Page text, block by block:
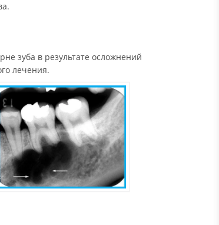
зуба в результате осложнений
лечения.